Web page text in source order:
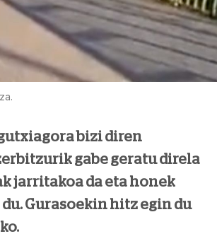
bizi diren
gabe geratu direla
jarritakoa da eta honek
Gurasoekin hitz egin du